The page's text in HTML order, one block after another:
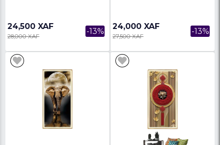
24,000 XAF
27,000 XAF
-11%